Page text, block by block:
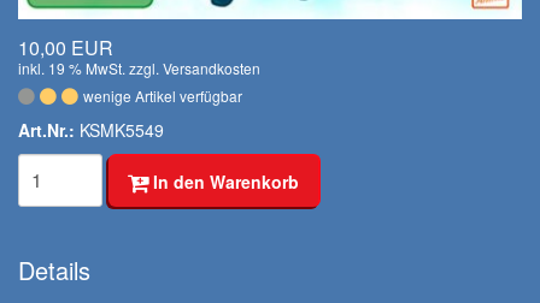
10,00 EUR
inkl. 19 % MwSt. zzgl. Versandkosten
wenige Artikel verfügbar
Art.Nr.: KSMK5549
In den Warenkorb
Details